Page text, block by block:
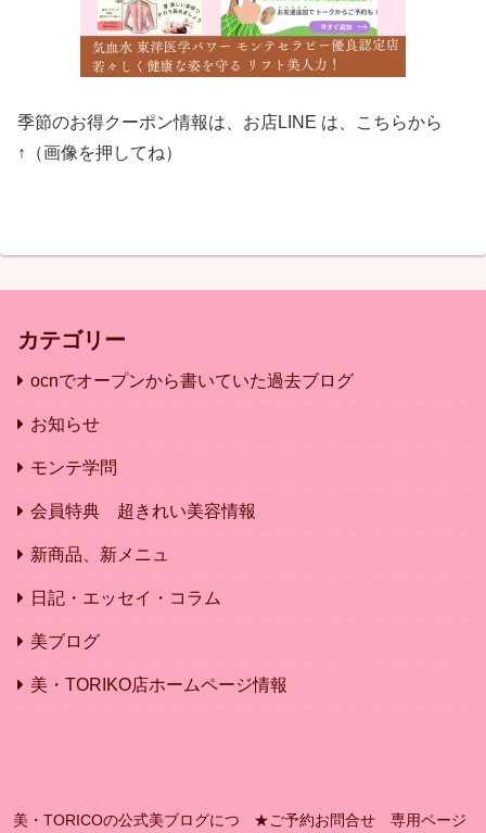
季節のお得クーポン情報は、お店LINE は、こちらから
↑（画像を押してね）
カテゴリー
ocnでオープンから書いていた過去ブログ
お知らせ
モンテ学問
会員特典 超きれい美容情報
新商品、新メニュ
日記・エッセイ・コラム
美ブログ
美・TORIKO店ホームページ情報
美・TORICOの公式美ブログにつ ★ご予約お問合せ 専用ページ